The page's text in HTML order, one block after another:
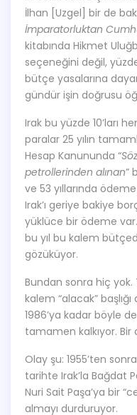
İlhan [Uzgel] bir de
İmparatorluktan
kitabında Hikmet
seçeneğini değil,
bütçe yasalarına
gündür işin doğrusu
Irak bu yüzde 10’ları
paralar 25 yılın
Hesap Kanununda “
petrollerinden alınan”
ve 53 yıllarında
Irak’ı geriye bakiye
yüklüce bir ödeme
bu yıl bu kalem
gözüküyor.
Bundan sonra hiç yok.
kalem “alacak”
1986’ya kadar böyle
tamamen kalkıyor.
Olay şu: 1955’ten
tarihte Irak’la Bağdat
Nuri Sait Paşa’ya bir
almayı durduruyor.